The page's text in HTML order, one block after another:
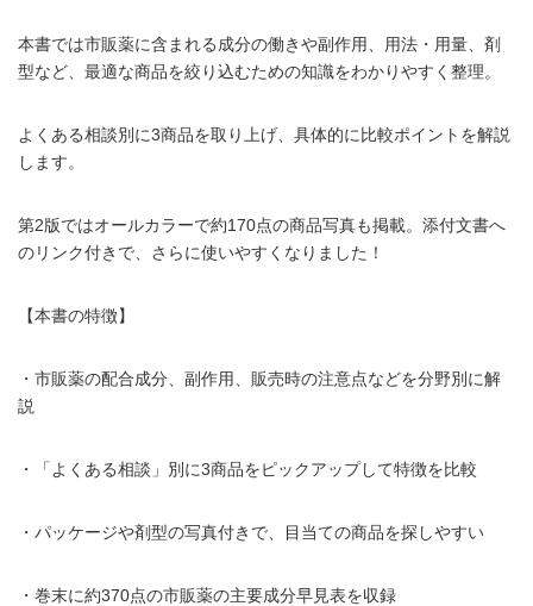
本書では市販薬に含まれる成分の働きや副作用、用法・用量、剤
型など、最適な商品を絞り込むための知識をわかりやすく整理。
よくある相談別に3商品を取り上げ、具体的に比較ポイントを解説
します。
第2版ではオールカラーで約170点の商品写真も掲載。添付文書へ
のリンク付きで、さらに使いやすくなりました！
【本書の特徴】
・市販薬の配合成分、副作用、販売時の注意点などを分野別に解
説
・「よくある相談」別に3商品をピックアップして特徴を比較
・パッケージや剤型の写真付きで、目当ての商品を探しやすい
・巻末に約370点の市販薬の主要成分早見表を収録